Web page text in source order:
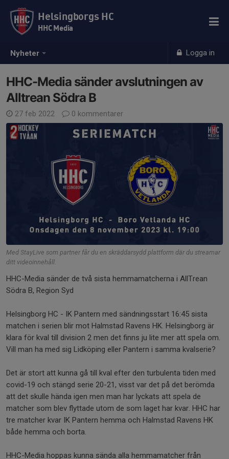
Nyheter Logga in
Helsingborgs HC
HHC Media
HHC-Media sänder avslutningen av
Alltrean Södra B
27 feb 2022 0 kommentarer
Med StayLive som partner får du en skräddarsydd plattform där du streamar
ditt videoinnehåll.
HHC-Media sänder de två sista hemmamatcherna i AllTrean
Södra B, Region Syd
Helsingborg HC - IK Pantern med sändningsstart 16:45 sista
matchen i serien blir mot Halmstad Ravens HK. Helsingborg är
klara för kval till division 2 men det finns ju lite mer att spela om.
Vill man ha med sig Lidköping eller Pantern i samma kvalserie?
Det är stort att kunna gå till kval efter den turbulenta tiden med
covid-19 och stängd serie 20-21, visst var det på det berömda
att det skulle hända igen men man har lyckats att spela de
matcher som blev flyttade utom de som laget har kvar. HHC har
tre matcher kvar IK Pantern hemma och Halmstad Ravens HK
både hemma och borta.
HHC-Media hoppas kunna sända alla hemmamatcher från